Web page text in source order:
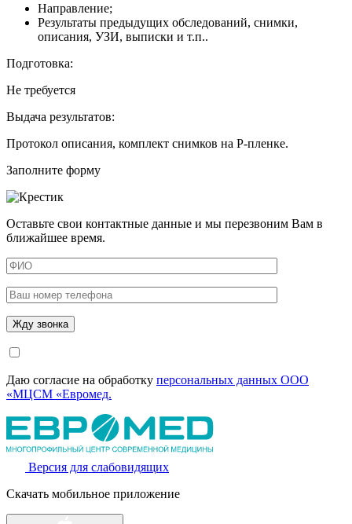
Направление;
Результаты предыдущих обследований, снимки,
описания, УЗИ, выписки и т.п..
Подготовка:
Не требуется
Выдача результатов:
Протокол описания, комплект снимков на Р-пленке.
Заполните форму
Оставьте свои контактные данные и мы перезвоним Вам в
ближайшее время.
Даю согласие на обработку персональных данных ООО
«МЦСМ «Евромед.
Версия для слабовидящих
Скачать мобильное приложение